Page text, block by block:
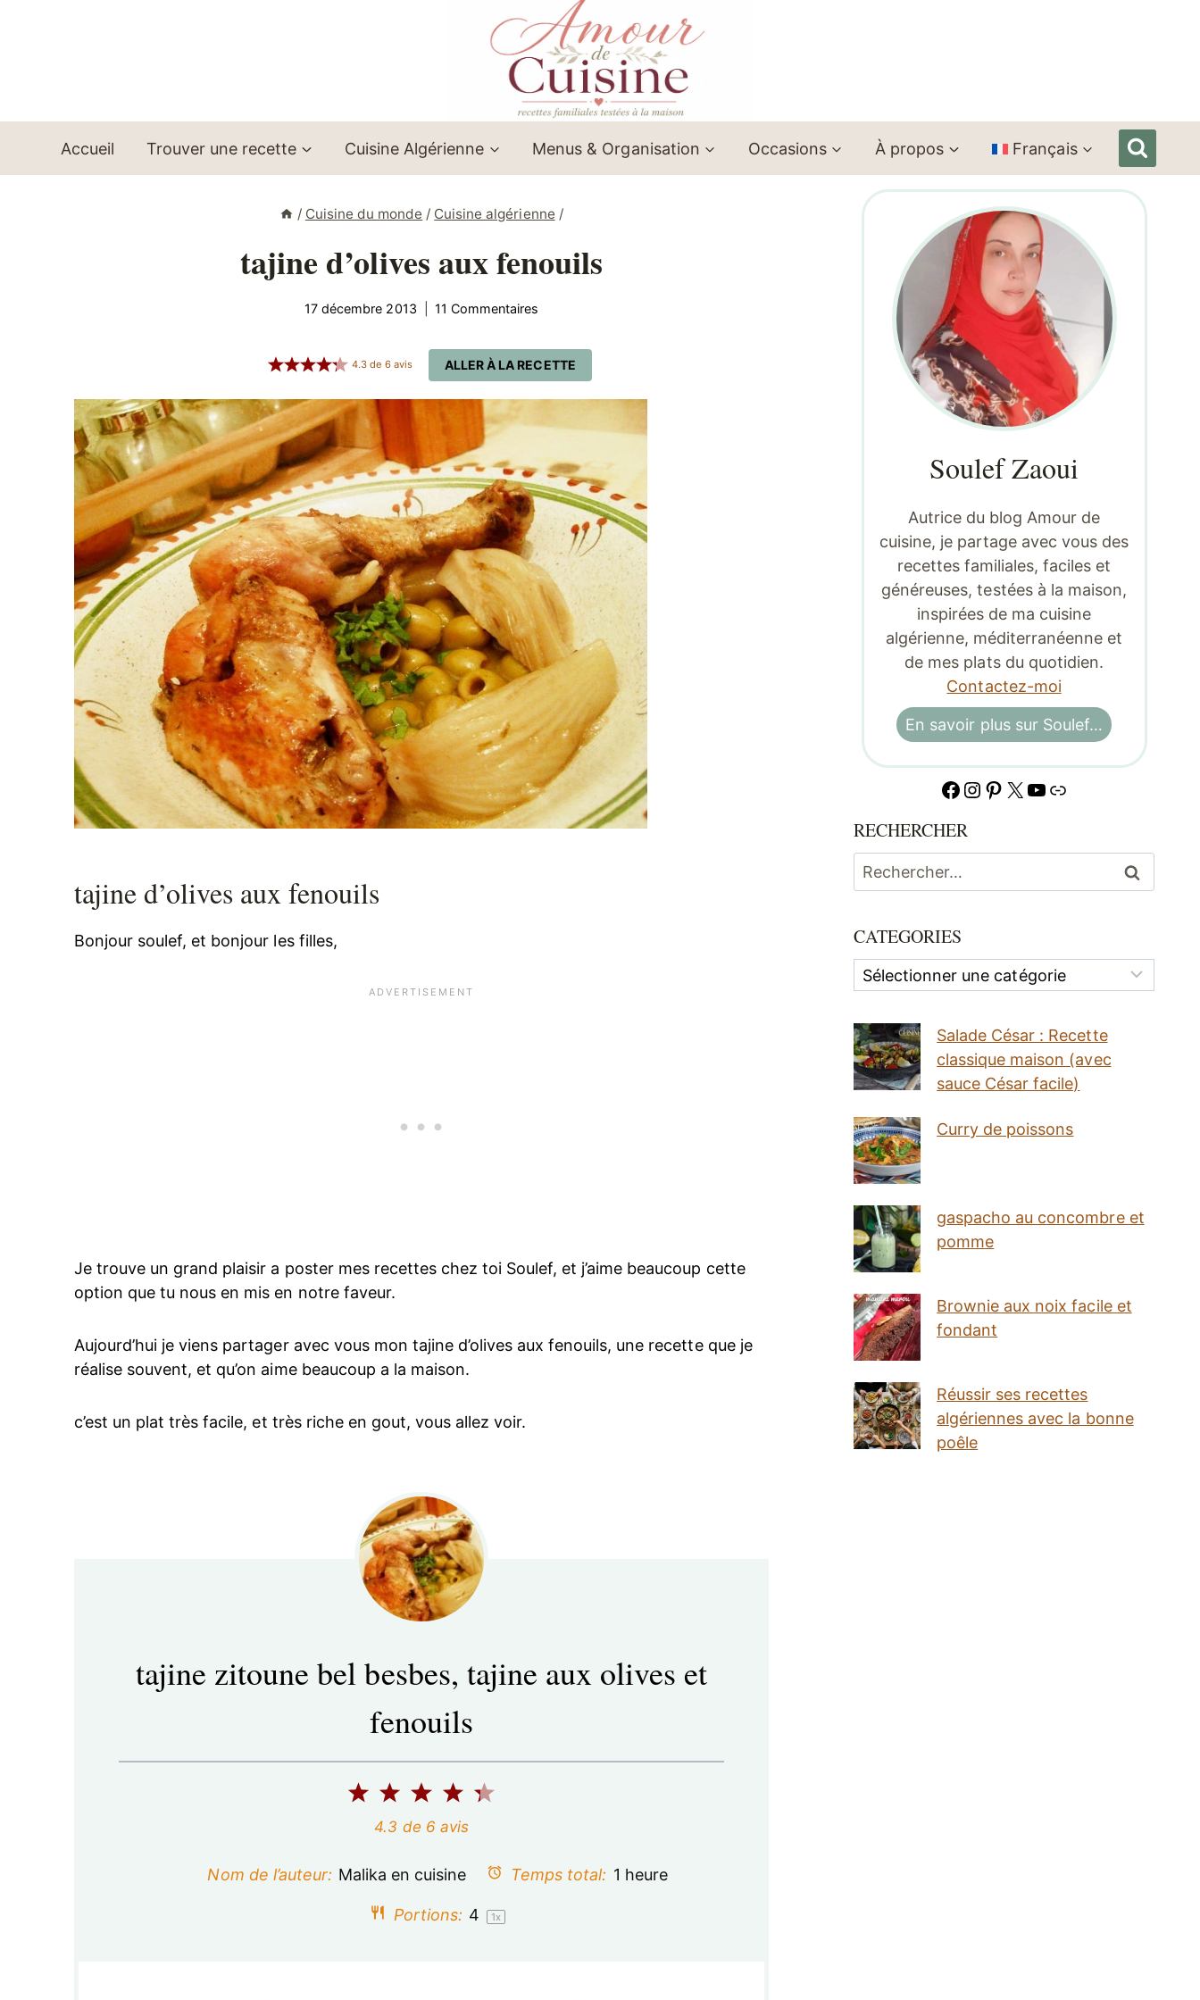
Accueil Trouver une recette Cuisine Algérienne Menus & Organisation Occasions À propos Français
/ Cuisine du monde / Cuisine algérienne /
tajine d’olives aux fenouils
17 décembre 2013 11 Commentaires
ALLER À LA RECETTE
4.3 de6 avis
tajine d’olives aux fenouils
Bonjour soulef, et bonjour les filles,
Je trouve un grand plaisir a poster mes recettes chez toi Soulef, et j’aime beaucoup cette
option que tu nous en mis en notre faveur.
Aujourd’hui je viens partager avec vous mon tajine d’olives aux fenouils, une recette que je
réalise souvent, et qu’on aime beaucoup a la maison.
c’est un plat très facile, et très riche en gout, vous allez voir.
tajine zitoune bel besbes, tajine aux olives et
fenouils
5
t
i
4
é
3
é
i
2
é
i
1
é
4.3 de 6 avis
Nom de l’auteur: Malika en cuisine Temps total: 1 heure
Portions: 4 1x
Soulef Zaoui
Autrice du blog Amour de
cuisine, je partage avec vous des
recettes familiales, faciles et
généreuses, testées à la maison,
inspirées de ma cuisine
algérienne, méditerranéenne et
de mes plats du quotidien.
Contactez-moi
En savoir plus sur Soulef…
Facebook
Instagram
Pinterest
X YouTube
Lien
RECHERCHER
Rechercher :
CATEGORIES
Categories
Salade César : Recette
classique maison (avec
sauce César facile)
Curry de poissons
gaspacho au concombre et
pomme
Brownie aux noix facile et
fondant
Réussir ses recettes
algériennes avec la bonne
poêle